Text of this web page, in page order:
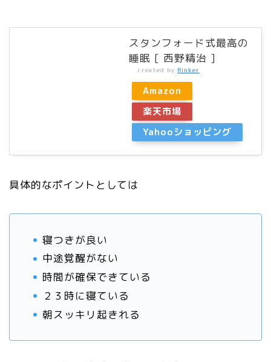
スタンフォード式最高の
睡眠 [ 西野精治 ]
created by Rinker
Amazon
楽天市場
Yahooショッピング
具体的なポイントとしては
寝つきが良い
中途覚醒がない
時間が確保できている
２３時に寝ている
朝スッキリ起きれる